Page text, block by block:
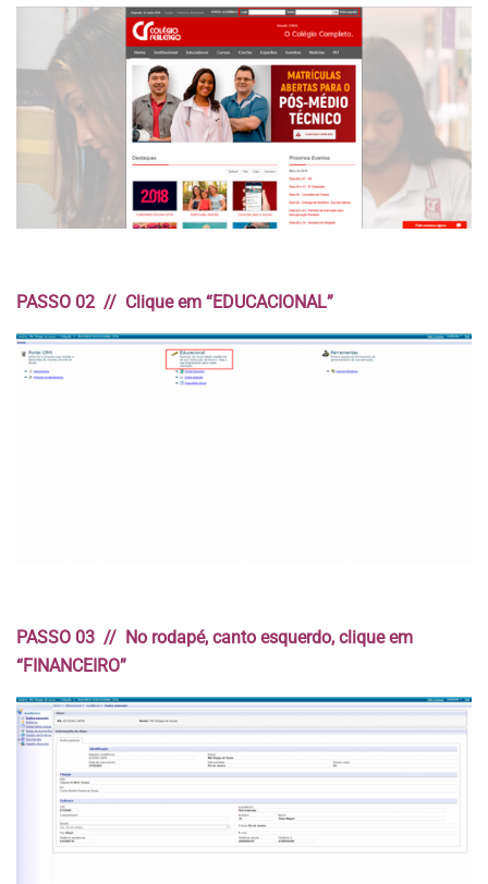
PASSO 02 // Clique em “EDUCACIONAL”
PASSO 03 // No rodapé, canto esquerdo, clique em
“FINANCEIRO”